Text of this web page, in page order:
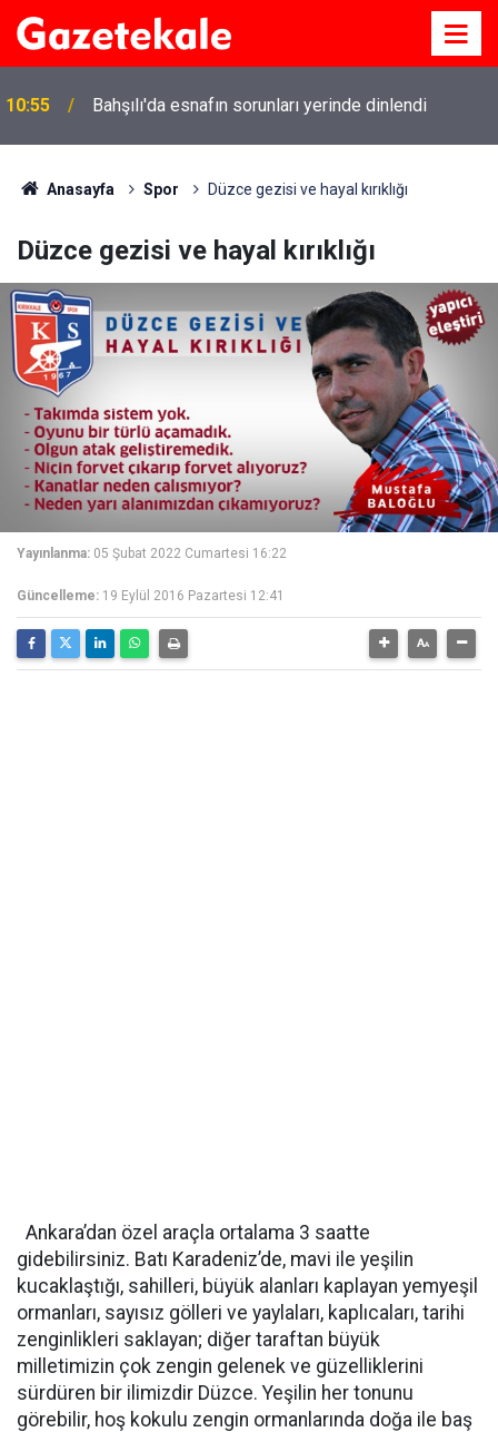
10:55 Bahşılı'da esnafın sorunları yerinde dinlendi
Anasayfa Spor Düzce gezisi ve hayal kırıklığı
Düzce gezisi ve hayal kırıklığı
Yayınlanma: 05 Şubat 2022 Cumartesi 16:22
Güncelleme: 19 Eylül 2016 Pazartesi 12:41
Ankara’dan özel araçla ortalama 3 saatte
gidebilirsiniz. Batı Karadeniz’de, mavi ile yeşilin
kucaklaştığı, sahilleri, büyük alanları kaplayan yemyeşil
ormanları, sayısız gölleri ve yaylaları, kaplıcaları, tarihi
zenginlikleri saklayan; diğer taraftan büyük
milletimizin çok zengin gelenek ve güzelliklerini
sürdüren bir ilimizdir Düzce. Yeşilin her tonunu
görebilir, hoş kokulu zengin ormanlarında doğa ile baş